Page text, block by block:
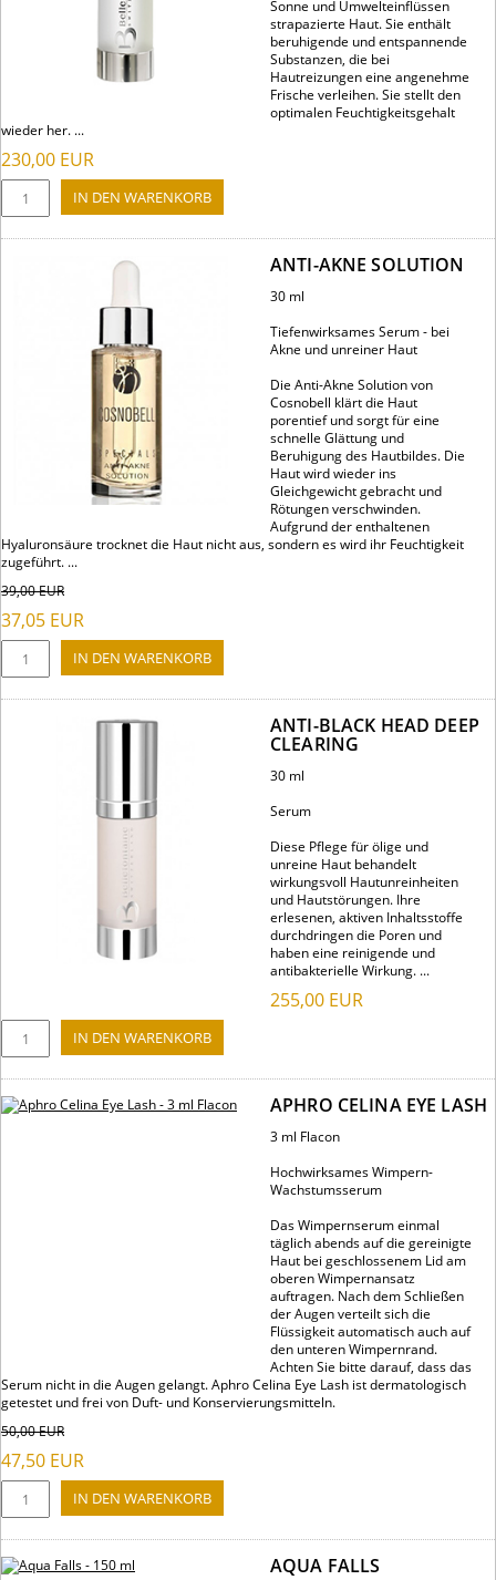
Sonne und Umwelteinflüssen
strapazierte Haut. Sie enthält
beruhigende und entspannende
Substanzen, die bei
Hautreizungen eine angenehme
Frische verleihen. Sie stellt den
optimalen Feuchtigkeitsgehalt
wieder her. ...
230,00 EUR
ANTI-AKNE SOLUTION
30 ml
Tiefenwirksames Serum - bei
Akne und unreiner Haut
Die Anti-Akne Solution von
Cosnobell klärt die Haut
porentief und sorgt für eine
schnelle Glättung und
Beruhigung des Hautbildes. Die
Haut wird wieder ins
Gleichgewicht gebracht und
Rötungen verschwinden.
Aufgrund der enthaltenen
Hyaluronsäure trocknet die Haut nicht aus, sondern es wird ihr Feuchtigkeit
zugeführt. ...
39,00EUR
37,05 EUR
ANTI-BLACK HEAD DEEP
CLEARING
30 ml
Serum
Diese Pflege für ölige und
unreine Haut behandelt
wirkungsvoll Hautunreinheiten
und Hautstörungen. Ihre
erlesenen, aktiven Inhaltsstoffe
durchdringen die Poren und
haben eine reinigende und
antibakterielle Wirkung. ...
255,00 EUR
APHRO CELINA EYE LASH
3 ml Flacon
Hochwirksames Wimpern-
Wachstumsserum
Das Wimpernserum einmal
täglich abends auf die gereinigte
Haut bei geschlossenem Lid am
oberen Wimpernansatz
auftragen. Nach dem Schließen
der Augen verteilt sich die
Flüssigkeit automatisch auch auf
den unteren Wimpernrand.
Achten Sie bitte darauf, dass das
Serum nicht in die Augen gelangt. Aphro Celina Eye Lash ist dermatologisch
getestet und frei von Duft- und Konservierungsmitteln.
50,00EUR
47,50 EUR
AQUA FALLS